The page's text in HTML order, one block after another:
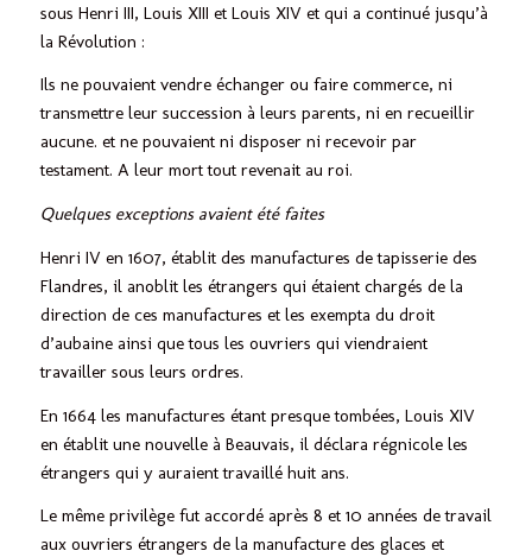
sous Henri III, Louis XIII et Louis XIV et qui a continué jusqu’à
la Révolution :
Ils ne pouvaient vendre échanger ou faire commerce, ni
transmettre leur succession à leurs parents, ni en recueillir
aucune. et ne pouvaient ni disposer ni recevoir par
testament. A leur mort tout revenait au roi.
Quelques exceptions avaient été faites
Henri IV en 1607, établit des manufactures de tapisserie des
Flandres, il anoblit les étrangers qui étaient chargés de la
direction de ces manufactures et les exempta du droit
d’aubaine ainsi que tous les ouvriers qui viendraient
travailler sous leurs ordres.
En 1664 les manufactures étant presque tombées, Louis XIV
en établit une nouvelle à Beauvais, il déclara régnicole les
étrangers qui y auraient travaillé huit ans.
Le même privilège fut accordé après 8 et 10 années de travail
aux ouvriers étrangers de la manufacture des glaces et